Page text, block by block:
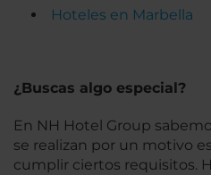
Hoteles en Marbella
¿Buscas algo especial?
En NH Hotel Group
se realizan por un motivo
cumplir ciertos requisitos.